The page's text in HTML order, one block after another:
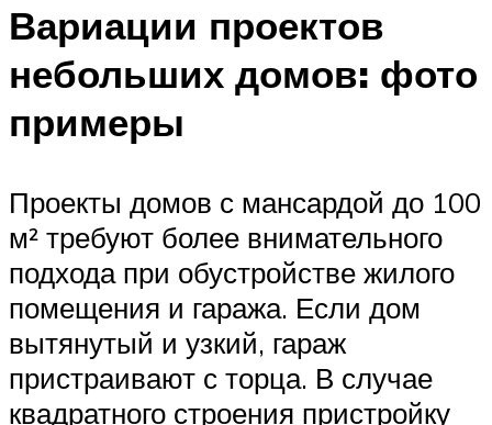
Вариации проектов
небольших домов: фото
примеры
Проекты домов с мансардой до 100
м² требуют более внимательного
подхода при обустройстве жилого
помещения и гаража. Если дом
вытянутый и узкий, гараж
пристраивают с торца. В случае
квадратного строения пристройку